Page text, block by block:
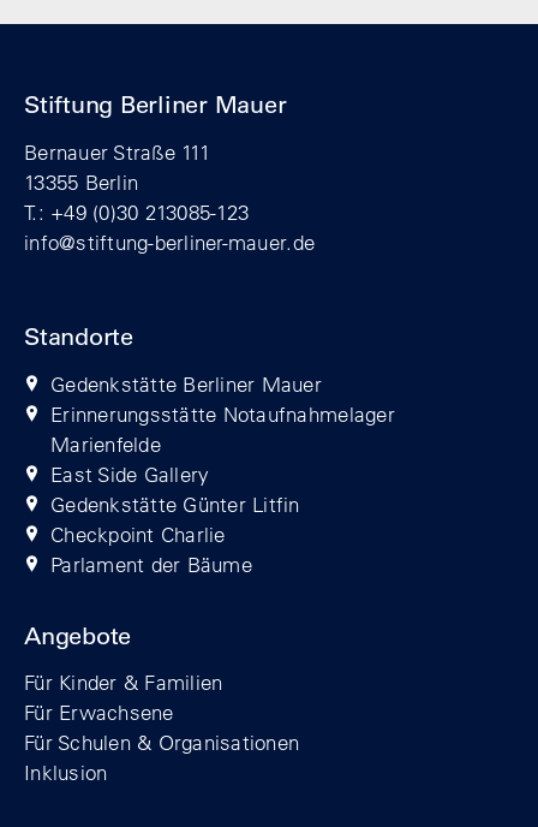
Stiftung Berliner Mauer
Bernauer Straße 111
13355 Berlin
T.: +49 (0)30 213085-123
info@stiftung-berliner-mauer.de
Standorte
Gedenkstätte Berliner Mauer
Erinnerungsstätte Notaufnahmelager
Marienfelde
East Side Gallery
Gedenkstätte Günter Litfin
Checkpoint Charlie
Parlament der Bäume
Angebote
Für Kinder & Familien
Für Erwachsene
Für Schulen & Organisationen
Inklusion